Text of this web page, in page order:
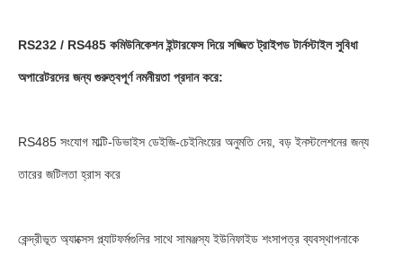
RS232 / RS485 কমিউনিকেশন ইন্টারফেস দিয়ে সজ্জিত ট্রাইপড টার্নস্টাইল সুবিধা
অপারেটরদের জন্য গুরুত্বপূর্ণ নমনীয়তা প্রদান করে:
RS485 সংযোগ মাল্টি-ডিভাইস ডেইজি-চেইনিংয়ের অনুমতি দেয়, বড় ইনস্টলেশনের জন্য
তারের জটিলতা হ্রাস করে
কেন্দ্রীভূত অ্যাক্সেস প্ল্যাটফর্মগুলির সাথে সামঞ্জস্য ইউনিফাইড শংসাপত্র ব্যবস্থাপনাকে